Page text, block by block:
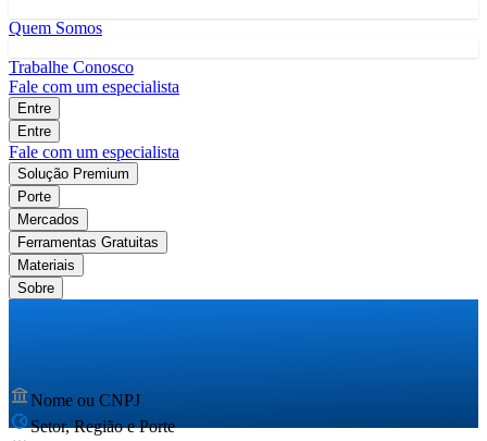
Quem Somos
Trabalhe Conosco
Fale com um especialista
Entre
Entre
Fale com um especialista
Solução Premium
Porte
Mercados
Ferramentas Gratuitas
Materiais
Sobre
Nome ou CNPJ
Setor, Região e Porte